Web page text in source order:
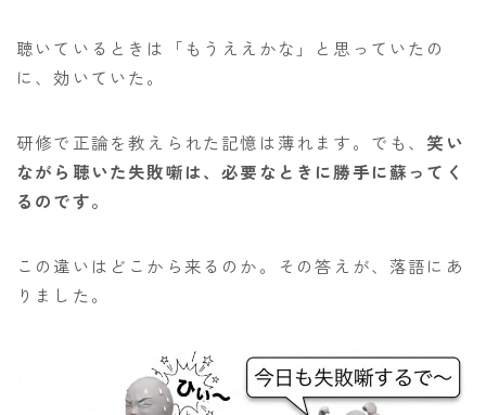
聴いているときは「もうええかな」と思っていたの
に、効いていた。
研修で正論を教えられた記憶は薄れます。でも、 笑い
ながら聴いた失敗噺は、必要なときに勝手に蘇ってく
るのです。
この違いはどこから来るのか。その答えが、落語にあ
りました。